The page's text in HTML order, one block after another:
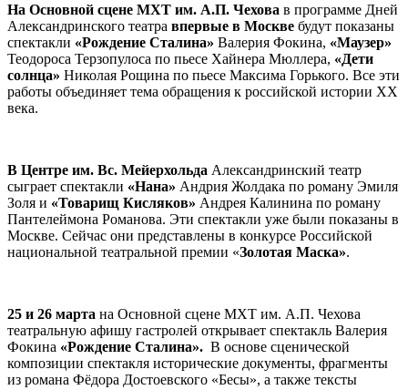
На Основной сцене МХТ им. А.П. Чехова в программе Дней
Александринского театра впервые в Москве будут показаны
спектакли «Рождение Сталина» Валерия Фокина, «Маузер»
Теодороса Терзопулоса по пьесе Хайнера Мюллера, «Дети
солнца» Николая Рощина по пьесе Максима Горького. Все эти
работы объединяет тема обращения к российской истории XX
века.
В Центре им. Вс. Мейерхольда Александринский театр
сыграет спектакли «Нана» Андрия Жолдака по роману Эмиля
Золя и «Товарищ Кисляков» Андрея Калинина по роману
Пантелеймона Романова. Эти спектакли уже были показаны в
Москве. Сейчас они представлены в конкурсе Российской
национальной театральной премии «Золотая Маска».
25 и 26 марта на Основной сцене МХТ им. А.П. Чехова
театральную афишу гастролей открывает спектакль Валерия
Фокина «Рождение Сталина». В основе сценической
композиции спектакля исторические документы, фрагменты
из романа Фёдора Достоевского «Бесы», а также тексты